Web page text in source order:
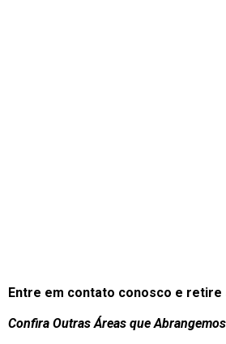
Entre em contato conosco e retire
Confira Outras Áreas que Abrangemos